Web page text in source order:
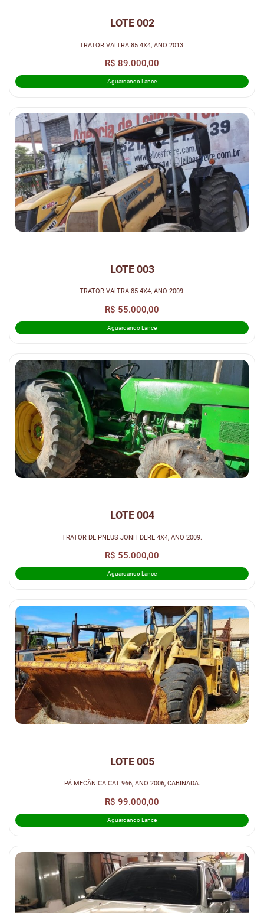
LOTE 002
TRATOR VALTRA 85 4X4, ANO 2013.
R$ 89.000,00
Aguardando Lance
LOTE 003
TRATOR VALTRA 85 4X4, ANO 2009.
R$ 55.000,00
Aguardando Lance
LOTE 004
TRATOR DE PNEUS JONH DERE 4X4, ANO 2009.
R$ 55.000,00
Aguardando Lance
LOTE 005
PÁ MECÂNICA CAT 966, ANO 2006, CABINADA.
R$ 99.000,00
Aguardando Lance